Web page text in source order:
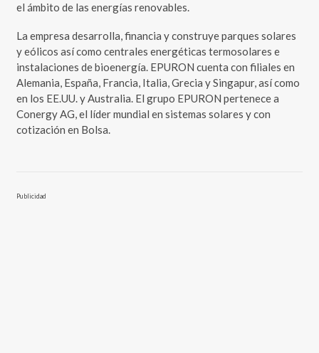
el ámbito de las energías renovables.
La empresa desarrolla, financia y construye parques solares
y eólicos así como centrales energéticas termosolares e
instalaciones de bioenergía. EPURON cuenta con filiales en
Alemania, España, Francia, Italia, Grecia y Singapur, así como
en los EE.UU. y Australia. El grupo EPURON pertenece a
Conergy AG, el líder mundial en sistemas solares y con
cotización en Bolsa.
Publicidad